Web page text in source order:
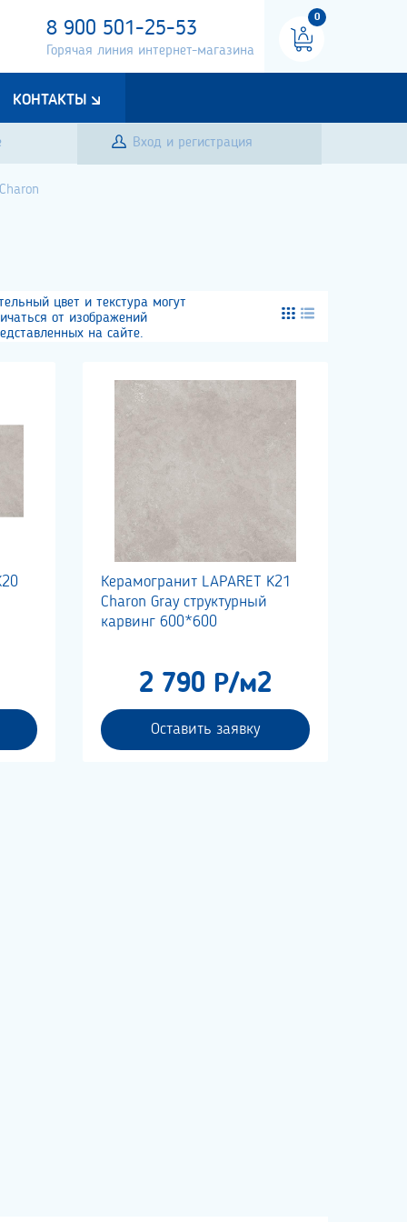
8 900 501-25-53
Горячая линия интернет-магазина
0
КОНТАКТЫ
Вход и регистрация
Charon
цвет и текстура могут
от изображений
на сайте.
Керамогранит LAPARET K21
Charon Gray структурный
карвинг 600*600
2 790 Р/м2
Оставить заявку